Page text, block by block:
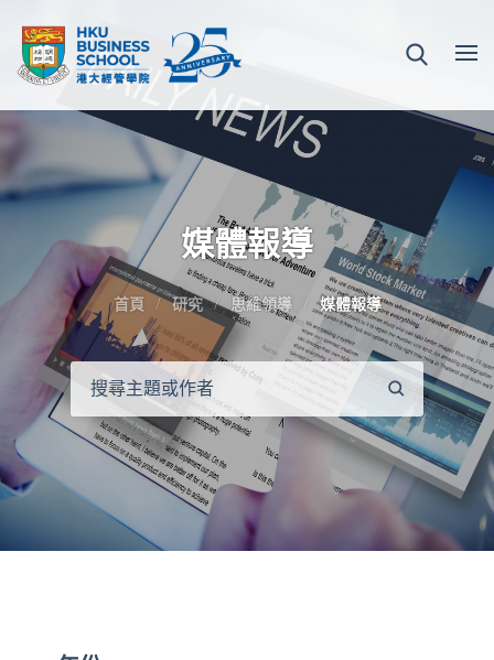
媒體報導
首頁 研究 思維領導 媒體報導
搜
尋